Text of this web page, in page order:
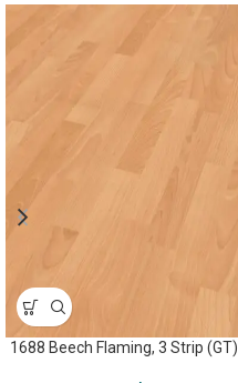
1688 Beech Flaming, 3 Strip (GT)